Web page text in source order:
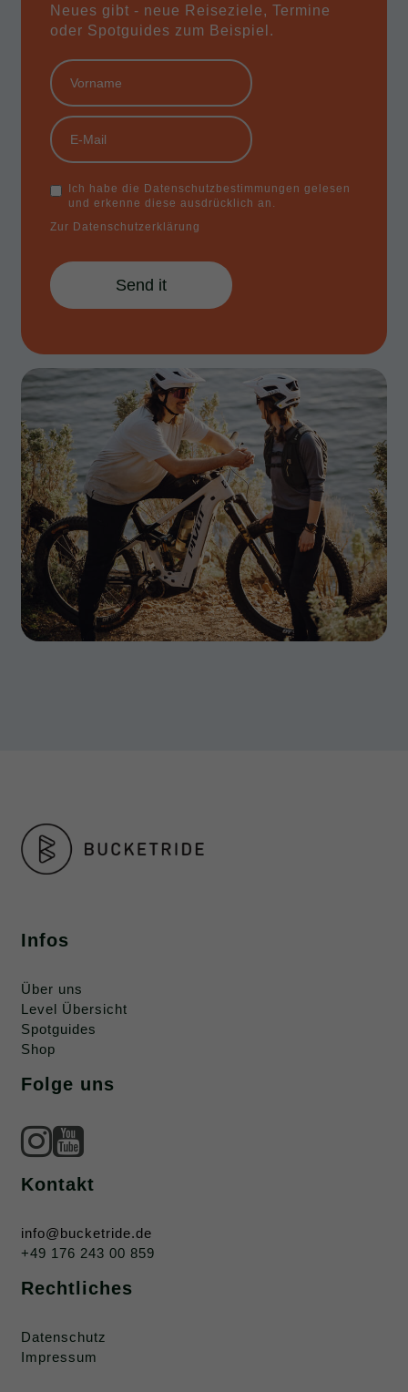
Neues gibt - neue Reiseziele, Termine
oder Spotguides zum Beispiel.
Ich habe die Datenschutzbestimmungen gelesen
und erkenne diese ausdrücklich an.
Zur Datenschutzerklärung
Send it
Kontakt
info@bucketride.de
+49 176 243 00 859
Rechtliches
Datenschutz
Impressum
Infos
Über uns
Level Übersicht
Spotguides
Shop
Folge uns